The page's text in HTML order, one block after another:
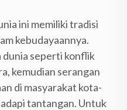
ini memiliki tradisi
kebudayaannya.
seperti konflik
kemudian serangan
di masyarakat kota-
tantangan. Untuk